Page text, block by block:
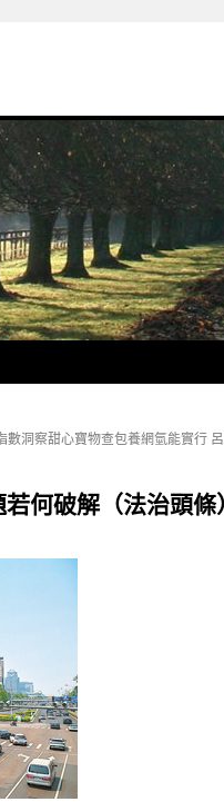
數洞察甜心寶物查包養網氫能實行
何破解（法治頭